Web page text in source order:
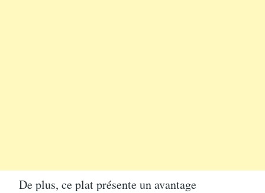
De plus, ce plat présente un avantage